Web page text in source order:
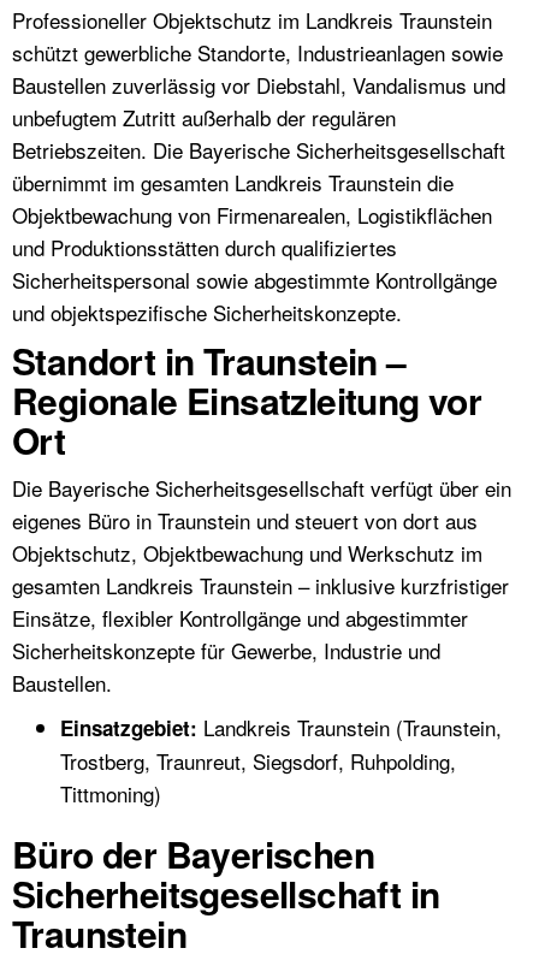
Professioneller Objektschutz im Landkreis Traunstein
schützt gewerbliche Standorte, Industrieanlagen sowie
Baustellen zuverlässig vor Diebstahl, Vandalismus und
unbefugtem Zutritt außerhalb der regulären
Betriebszeiten. Die Bayerische Sicherheitsgesellschaft
übernimmt im gesamten Landkreis Traunstein die
Objektbewachung von Firmenarealen, Logistikflächen
und Produktionsstätten durch qualifiziertes
Sicherheitspersonal sowie abgestimmte Kontrollgänge
und objektspezifische Sicherheitskonzepte.
Standort in Traunstein –
Regionale Einsatzleitung vor
Ort
Die Bayerische Sicherheitsgesellschaft verfügt über ein
eigenes Büro in Traunstein und steuert von dort aus
Objektschutz, Objektbewachung und Werkschutz im
gesamten Landkreis Traunstein – inklusive kurzfristiger
Einsätze, flexibler Kontrollgänge und abgestimmter
Sicherheitskonzepte für Gewerbe, Industrie und
Baustellen.
Einsatzgebiet: Landkreis Traunstein (Traunstein,
Trostberg, Traunreut, Siegsdorf, Ruhpolding,
Tittmoning)
Büro der Bayerischen
Sicherheitsgesellschaft in
Traunstein